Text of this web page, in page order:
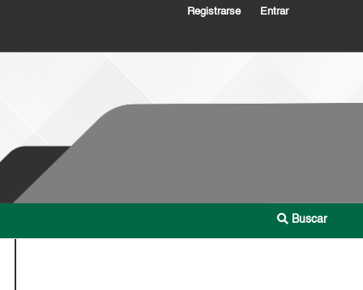
Buscar
Registrarse Entrar